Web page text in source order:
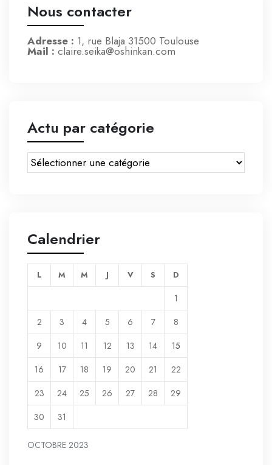
Nous contacter
Adresse : 1, rue Blaja 31500 Toulouse
Mail : claire.seika@oshinkan.com
Actu par catégorie
Calendrier
OCTOBRE 2023
L M M J V S D
1
2
3 4 5 6 7
8
9
10 11 12 13 14
15
16
17 18 19 20 21
22
23
24 25 26 27 28
29
30
31